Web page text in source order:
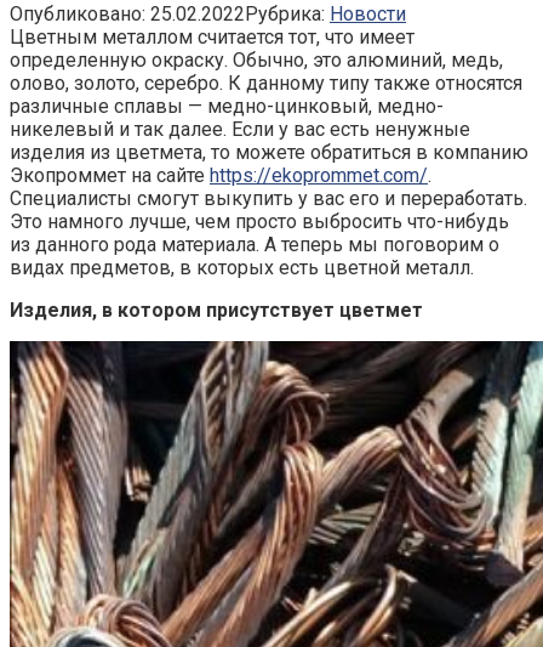
Опубликовано: 25.02.2022Рубрика: Новости
Цветным металлом считается тот, что имеет
определенную окраску. Обычно, это алюминий, медь,
олово, золото, серебро. К данному типу также относятся
различные сплавы — медно-цинковый, медно-
никелевый и так далее. Если у вас есть ненужные
изделия из цветмета, то можете обратиться в компанию
Экопроммет на сайте https://ekoprommet.com/.
Специалисты смогут выкупить у вас его и переработать.
Это намного лучше, чем просто выбросить что-нибудь
из данного рода материала. А теперь мы поговорим о
видах предметов, в которых есть цветной металл.
Изделия, в котором присутствует цветмет